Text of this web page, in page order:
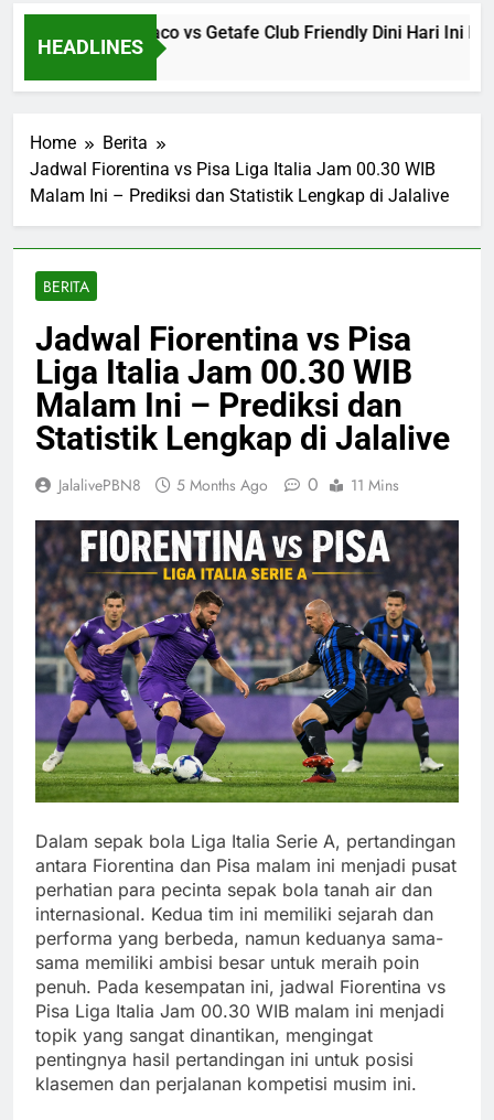
HEADLINES
Monaco vs Getafe Club Friendly Dini Hari Ini
Home
Berita
Jadwal Fiorentina vs Pisa Liga Italia Jam 00.30 WIB
Malam Ini – Prediksi dan Statistik Lengkap di Jalalive
BERITA
Jadwal Fiorentina vs Pisa
Liga Italia Jam 00.30 WIB
Malam Ini – Prediksi dan
Statistik Lengkap di Jalalive
JalalivePBN8 5 Months Ago 0 11 Mins
Dalam sepak bola Liga Italia Serie A, pertandingan
antara Fiorentina dan Pisa malam ini menjadi pusat
perhatian para pecinta sepak bola tanah air dan
internasional. Kedua tim ini memiliki sejarah dan
performa yang berbeda, namun keduanya sama-
sama memiliki ambisi besar untuk meraih poin
penuh. Pada kesempatan ini, jadwal Fiorentina vs
Pisa Liga Italia Jam 00.30 WIB malam ini menjadi
topik yang sangat dinantikan, mengingat
pentingnya hasil pertandingan ini untuk posisi
klasemen dan perjalanan kompetisi musim ini.